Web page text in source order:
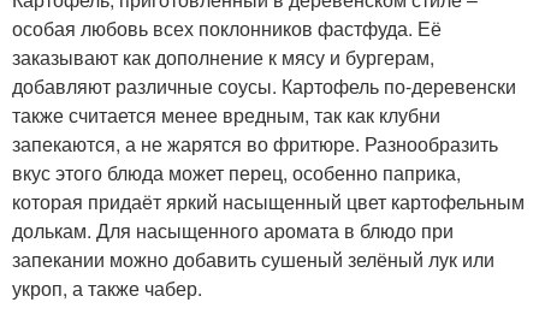
особая любовь всех поклонников фастфуда. Её
заказывают как дополнение к мясу и бургерам,
добавляют различные соусы. Картофель по-деревенски
также считается менее вредным, так как клубни
запекаются, а не жарятся во фритюре. Разнообразить
вкус этого блюда может перец, особенно паприка,
которая придаёт яркий насыщенный цвет картофельным
долькам. Для насыщенного аромата в блюдо при
запекании можно добавить сушеный зелёный лук или
укроп, а также чабер.